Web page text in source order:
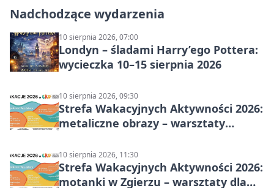
Nadchodzące wydarzenia
10 sierpnia 2026, 07:00
Londyn – śladami Harry’ego Pottera:
wycieczka 10–15 sierpnia 2026
10 sierpnia 2026, 09:30
Strefa Wakacyjnych Aktywności 2026:
metaliczne obrazy – warsztaty
10 sierpnia 2026, 11:30
Strefa Wakacyjnych Aktywności 2026:
motanki w Zgierzu – warsztaty dla